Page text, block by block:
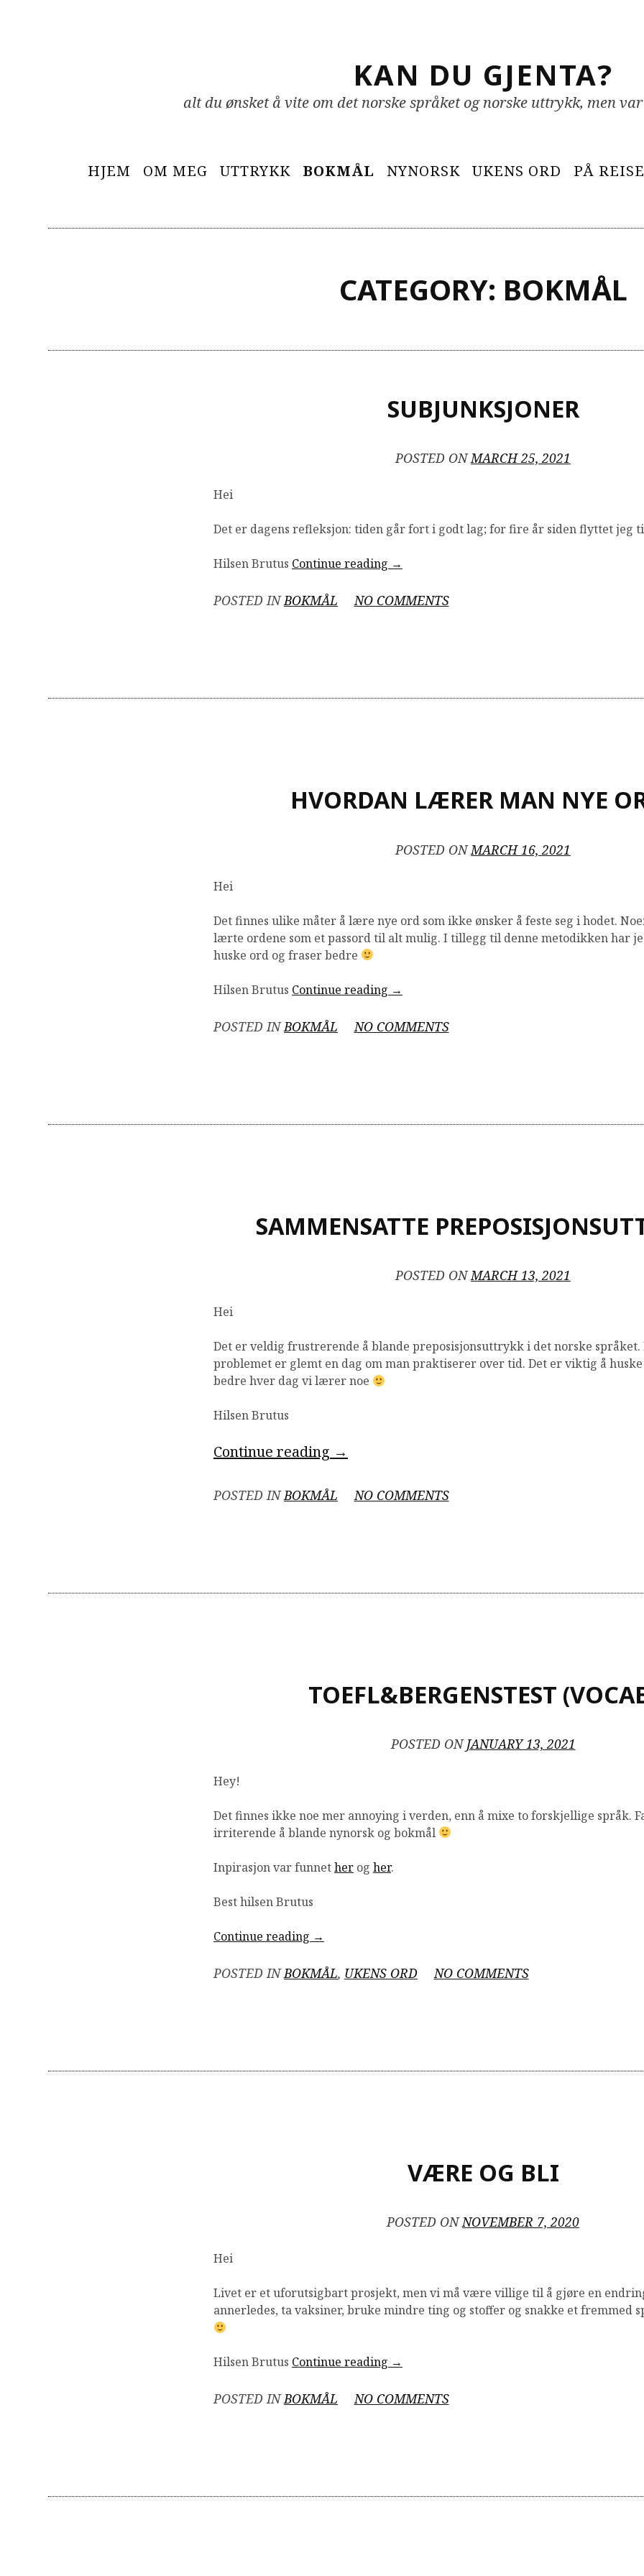
KAN DU GJENTA?
alt du ønsket å vite om det norske språket og norske uttrykk, men
Primary
HJEM OM MEG UTTRYKK BOKMÅL NYNORSK UKENS ORD PÅ
CATEGORY: BOKMÅL
SUBJUNKSJONER
POSTED ONMARCH 25, 2021
Hei
Det er dagens refleksjon: tiden går fort i godt lag; for fire år siden flyttet jeg
Hilsen Brutus Continue reading “Subjunksjoner”
→
POSTED INBOKMÅL NO COMMENTSON
HVORDAN LÆRER MAN NYE
POSTED ONMARCH 16, 2021
Hei
Det finnes ulike måter å lære nye ord som ikke ønsker å feste seg i hodet.
lærte ordene som et passord til alt mulig. I tillegg til denne metodikken har
huske ord og fraser bedre
Hilsen Brutus Continue reading “Hvordan
man
→
POSTED INBOKMÅL NO COMMENTSON
SAMMENSATTE
POSTED ONMARCH 13, 2021
Hei
Det er veldig frustrerende å blande preposisjonsuttrykk i det norske språket.
problemet er glemt en dag om man praktiserer over tid. Det er viktig å
bedre hver dag vi lærer noe
Hilsen Brutus
Continue reading “Sammensatte
→
POSTED INBOKMÅL NO COMMENTSON
TOEFL&BERGENSTEST
POSTED ONJANUARY 13, 2021
Hey!
Det finnes ikke noe mer annoying i verden, enn å mixe to forskjellige språk.
irriterende å blande nynorsk og bokmål
Inpirasjon var funnether og her.
Best hilsen Brutus
Continue reading “TOEFL&Bergenstest
→
POSTED INBOKMÅL, UKENS ORD NO COMMENTSON
VÆRE OG BLI
POSTED ONNOVEMBER 7, 2020
Hei
Livet er et uforutsigbart prosjekt, men vi må være villige til å gjøre en
annerledes, ta vaksiner, bruke mindre ting og stoffer og snakke et fremmed
Hilsen Brutus Continue reading “Være
bli”
→
POSTED INBOKMÅL NO COMMENTSON